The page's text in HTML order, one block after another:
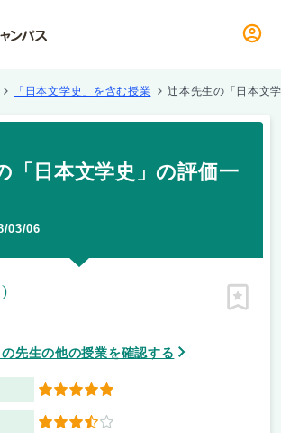
「日本文学史」を含む授業 辻本先生の「日本文
「日本文学史」の評価一
03/06
の先生の他の授業を確認する
5
3.5
ピン留